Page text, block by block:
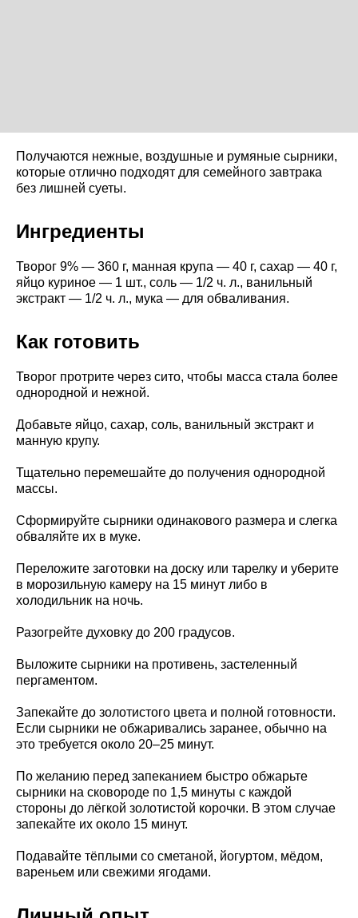
Получаются нежные, воздушные и румяные сырники,
которые отлично подходят для семейного завтрака
без лишней суеты.
Ингредиенты
Творог 9% — 360 г, манная крупа — 40 г, сахар — 40 г,
яйцо куриное — 1 шт., соль — 1/2 ч. л., ванильный
экстракт — 1/2 ч. л., мука — для обваливания.
Как готовить
Творог протрите через сито, чтобы масса стала более
однородной и нежной.
Добавьте яйцо, сахар, соль, ванильный экстракт и
манную крупу.
Тщательно перемешайте до получения однородной
массы.
Сформируйте сырники одинакового размера и слегка
обваляйте их в муке.
Переложите заготовки на доску или тарелку и уберите
в морозильную камеру на 15 минут либо в
холодильник на ночь.
Разогрейте духовку до 200 градусов.
Выложите сырники на противень, застеленный
пергаментом.
Запекайте до золотистого цвета и полной готовности.
Если сырники не обжаривались заранее, обычно на
это требуется около 20–25 минут.
По желанию перед запеканием быстро обжарьте
сырники на сковороде по 1,5 минуты с каждой
стороны до лёгкой золотистой корочки. В этом случае
запекайте их около 15 минут.
Подавайте тёплыми со сметаной, йогуртом, мёдом,
вареньем или свежими ягодами.